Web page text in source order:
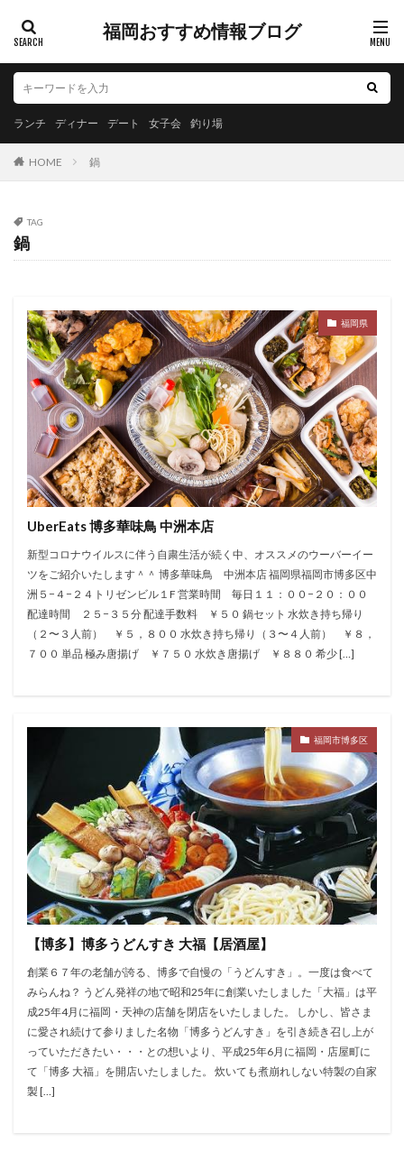
福岡おすすめ情報ブログ
ランチ ディナー デート 女子会 釣り場
HOME 鍋
TAG
鍋
福岡県
UberEats 博多華味鳥 中洲本店
新型コロナウイルスに伴う自粛生活が続く中、オススメのウーバーイー
ツをご紹介いたします＾＾ 博多華味鳥 中洲本店 福岡県福岡市博多区中
洲５−４−２４トリゼンビル１F 営業時間 毎日１１：００−２０：００
配達時間 ２５−３５分 配達手数料 ￥５０ 鍋セット 水炊き持ち帰り
（２〜３人前） ￥５，８００ 水炊き持ち帰り（３〜４人前） ￥８，
７００ 単品 極み唐揚げ ￥７５０ 水炊き唐揚げ ￥８８０ 希少 […]
福岡市博多区
【博多】博多うどんすき 大福【居酒屋】
創業６７年の老舗が誇る、博多で自慢の「うどんすき」。一度は食べて
みらんね？ うどん発祥の地で昭和25年に創業いたしました「大福」は平
成25年4月に福岡・天神の店舗を閉店をいたしました。 しかし、皆さま
に愛され続けて参りました名物「博多うどんすき」を引き続き召し上が
っていただきたい・・・との想いより、平成25年6月に福岡・店屋町に
て「博多 大福」を開店いたしました。 炊いても煮崩れしない特製の自家
製 […]